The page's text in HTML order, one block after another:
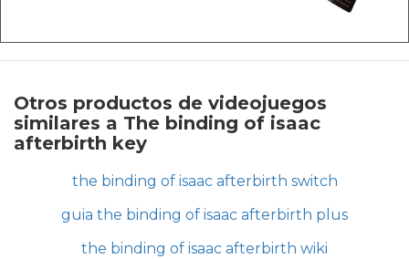
Otros productos de videojuegos
similares a The binding of isaac
afterbirth key
the binding of isaac afterbirth switch
guia the binding of isaac afterbirth plus
the binding of isaac afterbirth wiki